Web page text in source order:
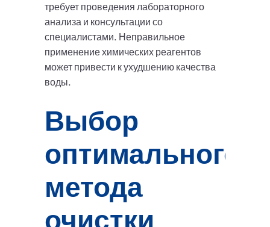
требует проведения лабораторного
анализа и консультации со
специалистами. Неправильное
применение химических реагентов
может привести к ухудшению качества
воды.
Выбор
оптимального
метода
очистки